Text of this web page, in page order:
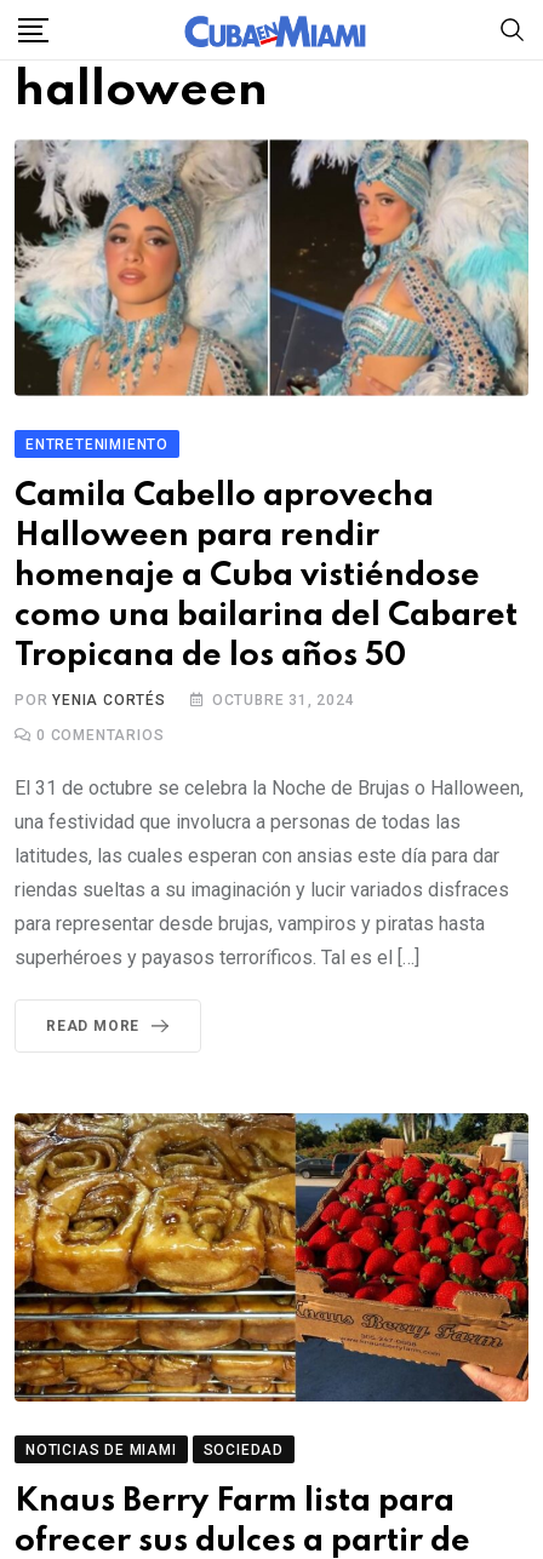
Skip
content
halloween
ENTRETENIMIENTO
Camila Cabello aprovecha
Halloween para rendir
homenaje a Cuba vistiéndose
como una bailarina del Cabaret
Tropicana de los años 50
PORYENIA CORTÉS OCTUBRE 31, 2024
0 COMENTARIOS
El 31 de octubre se celebra la Noche de Brujas o Halloween,
una festividad que involucra a personas de todas las
latitudes, las cuales esperan con ansias este día para dar
riendas sueltas a su imaginación y lucir variados disfraces
para representar desde brujas, vampiros y piratas hasta
superhéroes y payasos terroríficos. Tal es el […]
READ MORE
NOTICIAS DE MIAMI SOCIEDAD
Knaus Berry Farm lista para
ofrecer sus dulces a partir de